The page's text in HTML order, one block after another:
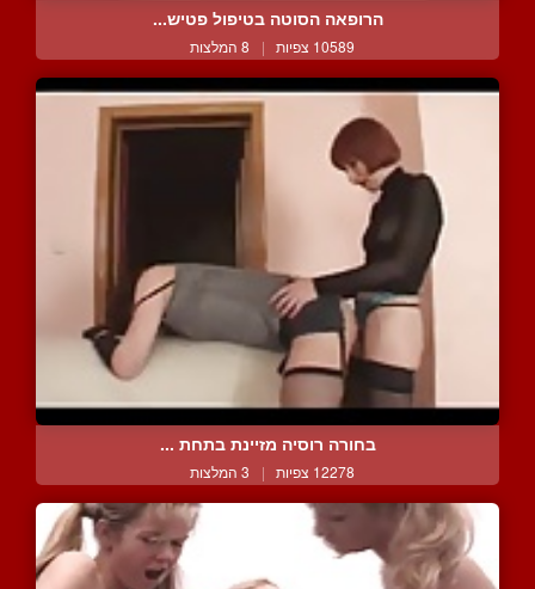
הרופאה הסוטה בטיפול פטיש...
10589 צפיות | 8 המלצות
בחורה רוסיה מזיינת בתחת ...
12278 צפיות | 3 המלצות